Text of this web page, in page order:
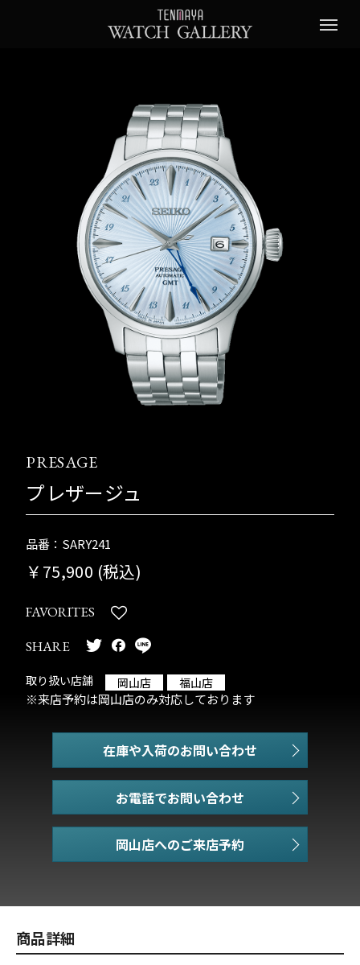
PRESAGE
プレザージュ
品番：SARY241
￥75,900 (税込)
FAVORITES
SHARE
取り扱い店舗 岡山店 福山店
※来店予約は岡山店のみ対応しております
在庫や入荷のお問い合わせ
お電話でお問い合わせ
商品詳細